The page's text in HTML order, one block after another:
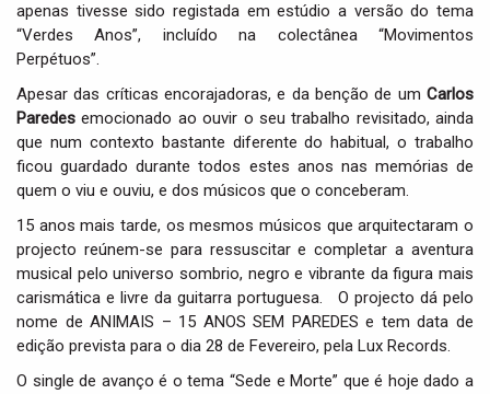
apenas tivesse sido registada em estúdio a versão do tema
“Verdes Anos”, incluído na colectânea “Movimentos
Perpétuos”.
Apesar das críticas encorajadoras, e da benção de um Carlos
Paredes emocionado ao ouvir o seu trabalho revisitado, ainda
que num contexto bastante diferente do habitual, o trabalho
ficou guardado durante todos estes anos nas memórias de
quem o viu e ouviu, e dos músicos que o conceberam.
15 anos mais tarde, os mesmos músicos que arquitectaram o
projecto reúnem-se para ressuscitar e completar a aventura
musical pelo universo sombrio, negro e vibrante da figura mais
carismática e livre da guitarra portuguesa. O projecto dá pelo
nome de ANIMAIS – 15 ANOS SEM PAREDES e tem data de
edição prevista para o dia 28 de Fevereiro, pela Lux Records.
O single de avanço é o tema “Sede e Morte” que é hoje dado a